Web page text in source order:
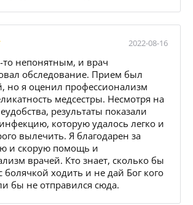
2022-08-16
то непонятным, и врач
обследование. Прием был
но я оценил профессионализм
медсестры. Несмотря на
результаты показали
которую удалось легко и
вылечить. Я благодарен за
и скорую помощь и
врачей. Кто знает, сколько бы
болячкой ходить и не дай Бог кого
бы не отправился сюда.